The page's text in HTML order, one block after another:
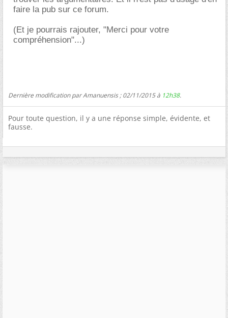
faire la pub sur ce forum.
(Et je pourrais rajouter, "Merci pour votre
compréhension"...)
Dernière modification par Amanuensis ; 02/11/2015 à 12h38.
Pour toute question, il y a une réponse simple, évidente, et
fausse.